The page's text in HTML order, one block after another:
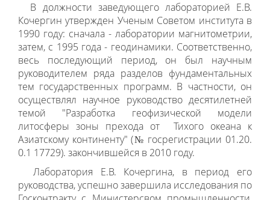
В должности заведующего лабораторией Е.В.
Кочергин утвержден Ученым Советом института в
1990 году: сначала - лаборатории магнитометрии,
затем, с 1995 года - геодинамики. Соответственно,
весь последующий период, он был научным
руководителем ряда разделов фундаментальных
тем государственных программ. В частности, он
осуществлял научное руководство десятилетней
темой "Разработка геофизической модели
литосферы зоны прехода от Тихого океана к
Азиатскому континенту" (№ госрегистрации 01.20.
0.1 17729). закончившейся в 2010 году.
Лаборатория Е.В. Кочергина, в период его
руководства, успешно завершила исследования по